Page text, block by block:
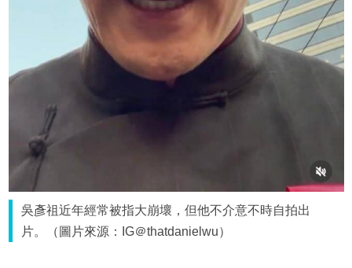
吳彥祖近年經常被指大崩壞，但他不介意不時自拍出
片。（圖片來源：IG＠thatdanielwu）